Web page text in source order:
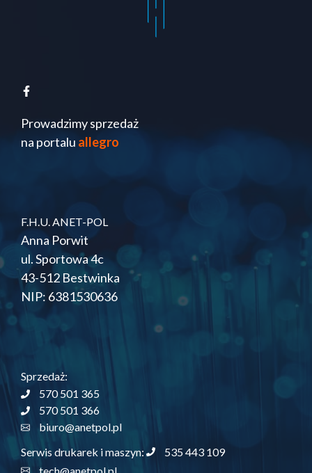
Prowadzimy sprzedaż
na portalu allegro
F.H.U. ANET-POL
Anna Porwit
ul. Sportowa 4c
43-512 Bestwinka
NIP: 6381530636
Sprzedaż:
570 501 365
570 501 366
biuro@anetpol.pl
Serwis drukarek i maszyn:
535 443 109